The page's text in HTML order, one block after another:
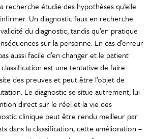
recherche étudie des hypothèses qu’elle
Un diagnostic faux en recherche
du diagnostic, tandis qu’en pratique
sur la personne. En cas d’erreur
aussi facile d’en changer et le patient
est une tentative de faire
des preuves et peut être l’objet de
Le diagnostic se situe autrement, lui
direct sur le réel et la vie des
clinique peut être rendu meilleur par
dans la classification, cette amélioration –